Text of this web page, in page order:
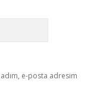
e-posta adresim